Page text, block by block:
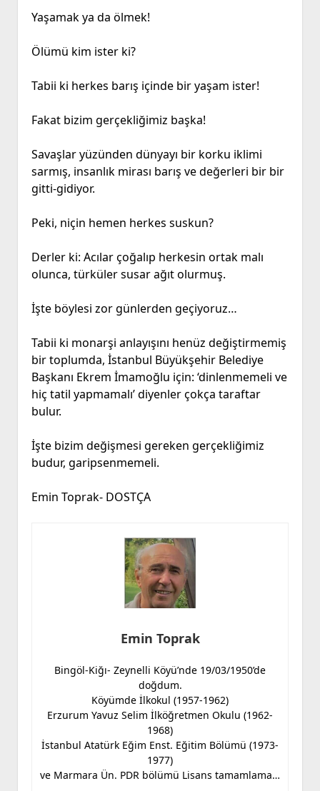
Yaşamak ya da ölmek!
Ölümü kim ister ki?
Tabii ki herkes barış içinde bir yaşam ister!
Fakat bizim gerçekliğimiz başka!
Savaşlar yüzünden dünyayı bir korku iklimi
sarmış, insanlık mirası barış ve değerleri bir bir
gitti-gidiyor.
Peki, niçin hemen herkes suskun?
Derler ki: Acılar çoğalıp herkesin ortak malı
olunca, türküler susar ağıt olurmuş.
İşte böylesi zor günlerden geçiyoruz…
Tabii ki monarşi anlayışını henüz değiştirmemiş
bir toplumda, İstanbul Büyükşehir Belediye
Başkanı Ekrem İmamoğlu için: ‘dinlenmemeli ve
hiç tatil yapmamalı’ diyenler çokça taraftar
bulur.
İşte bizim değişmesi gereken gerçekliğimiz
budur, garipsenmemeli.
Emin Toprak- DOSTÇA
Emin Toprak
Bingöl-Kiğı- Zeynelli Köyü’nde 19/03/1950’de
doğdum.
Köyümde İlkokul (1957-1962)
Erzurum Yavuz Selim İlköğretmen Okulu (1962-
1968)
İstanbul Atatürk Eğim Enst. Eğitim Bölümü (1973-
1977)
ve Marmara Ün. PDR bölümü Lisans tamamlama…